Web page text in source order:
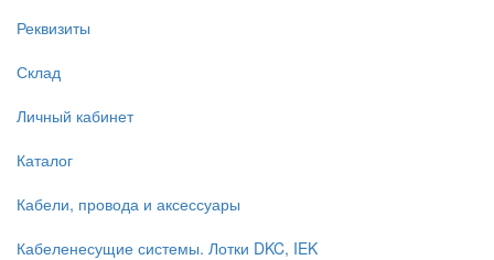
Реквизиты
Склад
Личный кабинет
Каталог
Кабели, провода и аксессуары
Кабеленесущие системы. Лотки DKC, IEK